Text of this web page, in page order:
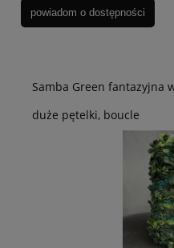
powiadom o dostępności
Samba Green fantazyjna
duże pętelki, boucle